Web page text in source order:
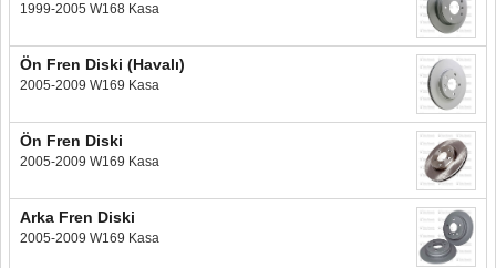
1999-2005 W168 Kasa
Ön Fren Diski (Havalı)
2005-2009 W169 Kasa
Ön Fren Diski
2005-2009 W169 Kasa
Arka Fren Diski
2005-2009 W169 Kasa